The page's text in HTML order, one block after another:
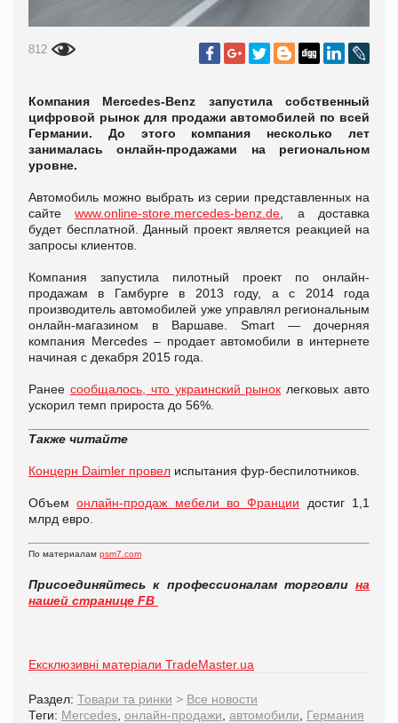
812
Компания Mercedes-Benz запустила собственный
цифровой рынок для продажи автомобилей по всей
Германии. До этого компания несколько лет
занималась онлайн-продажами на региональном
уровне.
Автомобиль можно выбрать из серии представленных на
сайтеwww.online-store.mercedes-benz.de , а доставка
будет бесплатной. Данный проект является реакцией на
запросы клиентов.
Компания запустила пилотный проект по онлайн-
продажам в Гамбурге в 2013 году, а с 2014 года
производитель автомобилей уже управлял региональным
онлайн-магазином в Варшаве. Smart — дочерняя
компания Mercedes – продает автомобили в интернете
начиная с декабря 2015 года.
Ранее сообщалось, что украинский рынок легковых авто
ускорил темп прироста до 56%.
Также читайте
Концерн Daimler провел испытания фур-беспилотников.
Объемонлайн-продаж мебели во Франции достиг 1,1
млрд евро.
По материалам psm7.com
Присоединяйтесь к профессионалам торговли на
нашей странице FB
Ексклюзивні матеріали TradeMaster.ua
Раздел: Товари та ринки > Все новости
Теги: Mercedes онлайн-продажи автомобили Германия